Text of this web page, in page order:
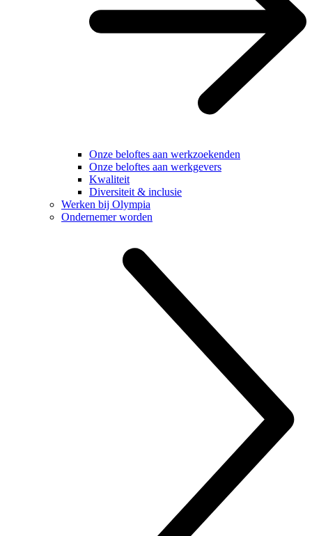
Onze beloftes aan werkzoekenden
Onze beloftes aan werkgevers
Kwaliteit
Diversiteit & inclusie
Werken bij Olympia
Ondernemer worden